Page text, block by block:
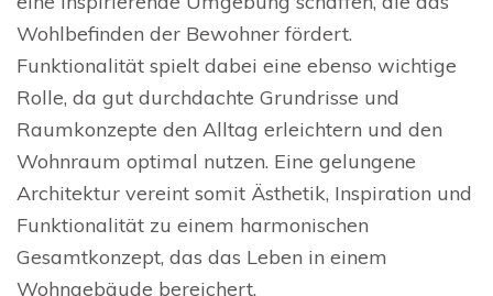
Wohlbefinden der Bewohner fördert.
Funktionalität spielt dabei eine ebenso wichtige
Rolle, da gut durchdachte Grundrisse und
Raumkonzepte den Alltag erleichtern und den
Wohnraum optimal nutzen. Eine gelungene
Architektur vereint somit Ästhetik, Inspiration und
Funktionalität zu einem harmonischen
Gesamtkonzept, das das Leben in einem
Wohngebäude bereichert.